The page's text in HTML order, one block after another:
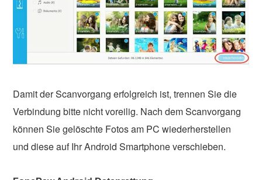
Damit der Scanvorgang erfolgreich ist, trennen Sie die
Verbindung bitte nicht voreilig. Nach dem Scanvorgang
können Sie gelöschte Fotos am PC wiederherstellen
und diese auf Ihr Android Smartphone verschieben.